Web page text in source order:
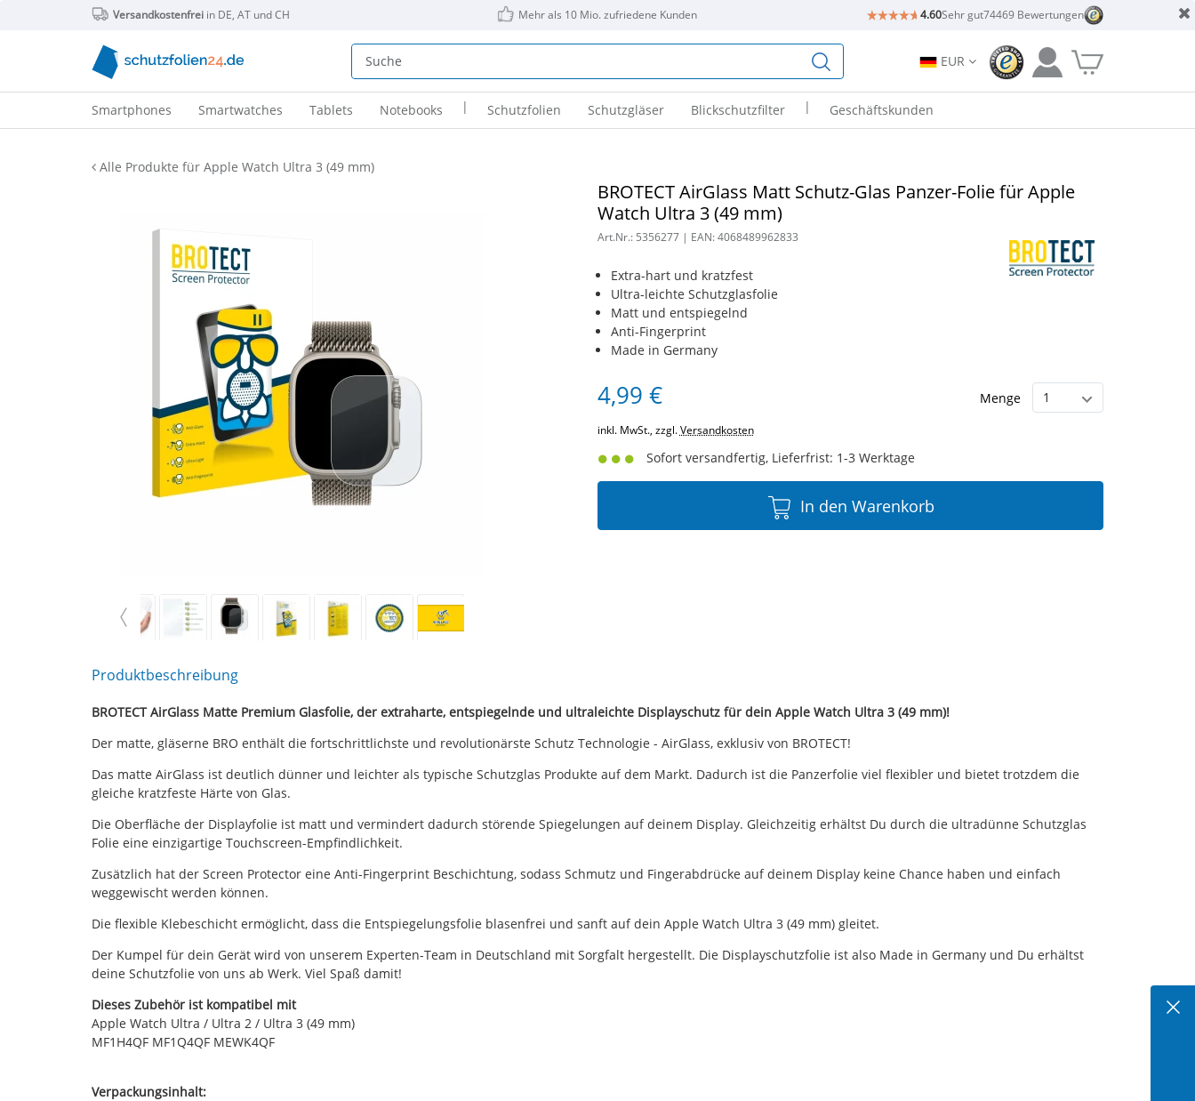
Versandkostenfreiin DE, AT und CH Mehr als 10 Mio. zufriedene Kunden 4.60Sehr gut74469 Bewertungen
EUR
Smartphones Smartwatches Tablets Notebooks | Schutzfolien Schutzgläser Blickschutzfilter | Geschäftskunden
Alle Produkte für Apple Watch Ultra 3 (49 mm)
BROTECT AirGlass Matt Schutz-Glas Panzer-Folie für Apple
Watch Ultra 3 (49 mm)
Art.Nr.: 5356277| EAN:4068489962833
Extra-hart und kratzfest
Ultra-leichte Schutzglasfolie
Matt und entspiegelnd
Anti-Fingerprint
Made in Germany
4,99 € Menge
inkl. MwSt., zzgl.Versandkosten
Sofort versandfertig, Lieferfrist: 1-3 Werktage
In den Warenkorb
Produktbeschreibung
BROTECT AirGlass Matte Premium Glasfolie, der extraharte, entspiegelnde und ultraleichte Displayschutz für dein Apple Watch Ultra 3 (49 mm)!
Der matte, gläserne BRO enthält die fortschrittlichste und revolutionärste Schutz Technologie - AirGlass, exklusiv von BROTECT!
Das matte AirGlass ist deutlich dünner und leichter als typische Schutzglas Produkte auf dem Markt. Dadurch ist die Panzerfolie viel flexibler und bietet trotzdem die
gleiche kratzfeste Härte von Glas.
Die Oberfläche der Displayfolie ist matt und vermindert dadurch störende Spiegelungen auf deinem Display. Gleichzeitig erhältst Du durch die ultradünne Schutzglas
Folie eine einzigartige Touchscreen-Empfindlichkeit.
Zusätzlich hat der Screen Protector eine Anti-Fingerprint Beschichtung, sodass Schmutz und Fingerabdrücke auf deinem Display keine Chance haben und einfach
weggewischt werden können.
Die flexible Klebeschicht ermöglicht, dass die Entspiegelungsfolie blasenfrei und sanft auf dein Apple Watch Ultra 3 (49 mm) gleitet.
Der Kumpel für dein Gerät wird von unserem Experten-Team in Deutschland mit Sorgfalt hergestellt. Die Displayschutzfolie ist also Made in Germany und Du erhältst
deine Schutzfolie von uns ab Werk. Viel Spaß damit!
Dieses Zubehör ist kompatibel mit
Apple Watch Ultra / Ultra 2 / Ultra 3 (49 mm)
MF1H4QF MF1Q4QF MEWK4QF
Verpackungsinhalt: